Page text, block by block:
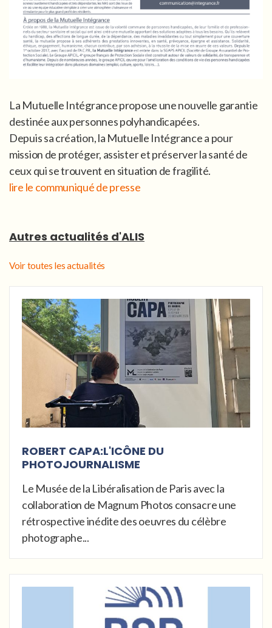
La Mutuelle Intégrance propose une nouvelle garantie
destinée aux personnes polyhandicapées.
Depuis sa création, la Mutuelle Intégrance a pour
mission de protéger, assister et préserver la santé de
ceux qui se trouvent en situation de fragilité.
lire le communiqué de presse
Autres actualités d'ALIS
Voir toutes les actualités
ROBERT CAPA:L'ICÔNE DU
PHOTOJOURNALISME
Le Musée de la Libéralisation de Paris avec la
collaboration de Magnum Photos consacre une
rétrospective inédite des oeuvres du célèbre
photographe...